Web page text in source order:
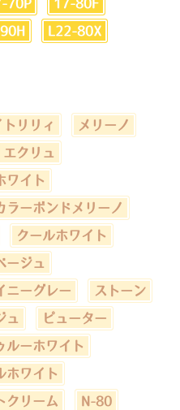
70P 17-80F
L22-80X
トリリィ メリーノ
エクリュ
ワイト
ラーボンドメリーノ
クールホワイト
ージュ
ニーグレー ストーン
ュ ピューター
ルーホワイト
ホワイト
クリーム N-80